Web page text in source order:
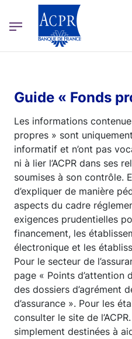
ACPR Menu Principal (French)
Guide « Fonds
Les informations
propres » sont
informatif et n’ont pas
ni à lier l’ACPR dans ses
soumises à son contrôle.
d’expliquer de manière
aspects du cadre
exigences prudentielles
financement, les
électronique et les
Pour le secteur de
page « Points d’attention
des dossiers d’agrément
d’assurance ». Pour les
consulter le site de
simplement destinées à